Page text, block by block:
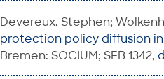
Devereux, Stephen;
protection policy diffusion
Bremen: SOCIUM; SFB 1342,